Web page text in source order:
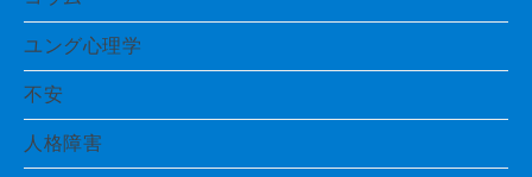
ユング心理学
不安
人格障害